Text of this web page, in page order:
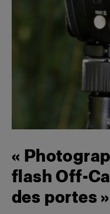
«
flash Off-
des portes »